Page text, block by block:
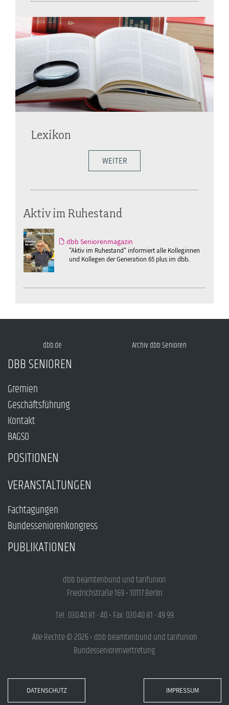
Lexikon
WEITER
Aktiv im Ruhestand
dbb Seniorenmagazin
"Aktiv im Ruhestand" informiert alle Kolleginnen
und Kollegen der Generation 65 plus im dbb.
dbb.de Archiv dbb Senioren
DBB SENIOREN
Gremien
Geschäftsführung
Kontakt
BAGSO
POSITIONEN
VERANSTALTUNGEN
Fachtagungen
Bundesseniorenkongress
PUBLIKATIONEN
dbb beamtenbund und tarifunion
Friedrichstraße 169 • 10117 Berlin
Tel.: 030.40 81 - 40 • Fax: 030.40 81 - 49 99
Alle Rechte © 2026 • dbb beamtenbund und tarifunion
Bundesseniorenvertretung
DATENSCHUTZ IMPRESSUM